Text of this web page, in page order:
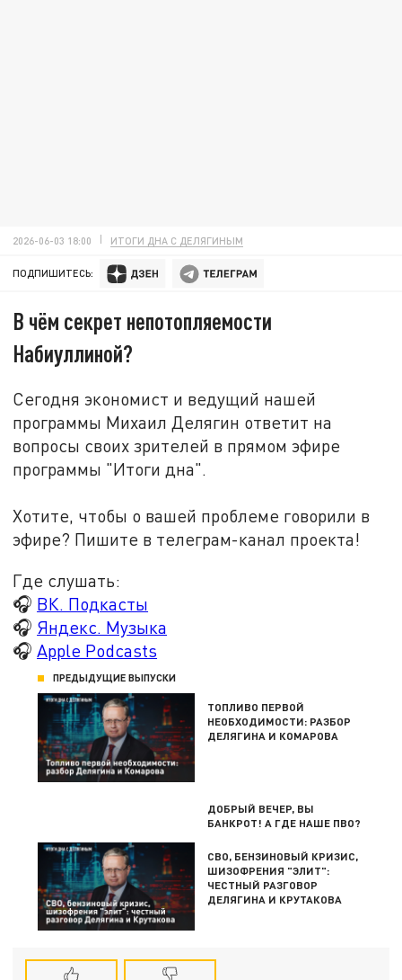
2026-06-03 18:00 ИТОГИ ДНА С ДЕЛЯГИНЫМ
ПОДПИШИТЕСЬ:
В чём секрет непотопляемости
Набиуллиной?
Сегодня экономист и ведущий нашей
программы Михаил Делягин ответит на
вопросы своих зрителей в прямом эфире
программы "Итоги дна".
Хотите, чтобы о вашей проблеме говорили в
эфире? Пишите в телеграм-канал проекта!
Где слушать:
🎧 ВК. Подкасты
🎧 Яндекс. Музыка
🎧 Apple Podcasts
ПРЕДЫДУЩИЕ ВЫПУСКИ
ТОПЛИВО ПЕРВОЙ
НЕОБХОДИМОСТИ: РАЗБОР
ДЕЛЯГИНА И КОМАРОВА
ДОБРЫЙ ВЕЧЕР, ВЫ
БАНКРОТ! А ГДЕ НАШЕ ПВО?
СВО, БЕНЗИНОВЫЙ КРИЗИС,
ШИЗОФРЕНИЯ "ЭЛИТ":
ЧЕСТНЫЙ РАЗГОВОР
ДЕЛЯГИНА И КРУТАКОВА